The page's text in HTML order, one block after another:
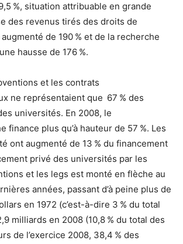
%, situation attribuable en grande
des revenus tirés des droits de
de 190 % et de la recherche
hausse de 176 %.
et les contrats
ne représentaient que 67 % des
universités. En 2008, le
finance plus qu’à hauteur de 57 %. Les
ont augmenté de 13 % du financement
privé des universités par les
et les legs est monté en flèche au
années, passant d’à peine plus de
en 1972 (c’est-à-dire 3 % du total
milliards en 2008 (10,8 % du total des
de l’exercice 2008, 38,4 % des